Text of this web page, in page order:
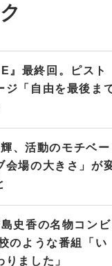
』最終回。ピスト
ジ「自由を最後ま
、活動のモチベー
会場の大きさ」が
史香の名物コンビ
のような番組「い
ました」